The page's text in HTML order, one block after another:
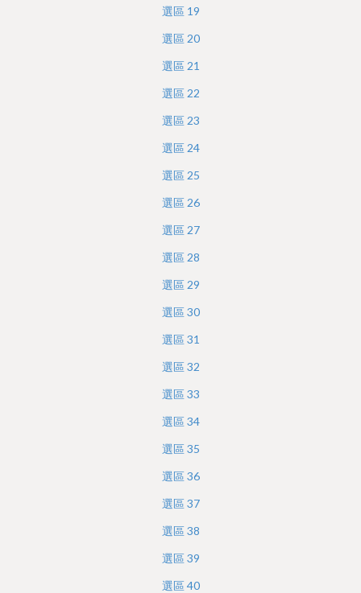
選區 19
選區 20
選區 21
選區 22
選區 23
選區 24
選區 25
選區 26
選區 27
選區 28
選區 29
選區30
選區31
選區32
選區33
選區34
選區35
選區36
選區37
選區38
選區39
選區40